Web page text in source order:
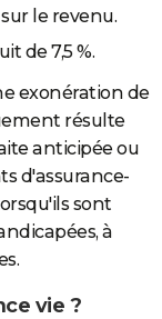
le revenu.
de 7,5 %.
exonération de
résulte
anticipée ou
d'assurance-
sont
à
vie ?